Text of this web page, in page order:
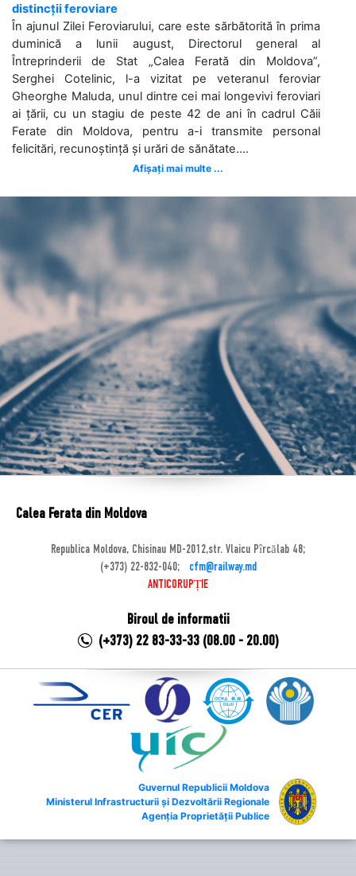
distincții feroviare
În ajunul Zilei Feroviarului, care este sărbătorită în prima
duminică a lunii august, Directorul general al
Întreprinderii de Stat „Calea Ferată din Moldova”,
Serghei Cotelinic, l-a vizitat pe veteranul feroviar
Gheorghe Maluda, unul dintre cei mai longevivi feroviari
ai țării, cu un stagiu de peste 42 de ani în cadrul Căii
Ferate din Moldova, pentru a-i transmite personal
felicitări, recunoștință și urări de sănătate....
Afișați mai multe ...
Calea Ferata din Moldova
Republica Moldova, Chisinau MD-2012,str. Vlaicu Pîrcălab 48;
(+373) 22-832-040;
cfm@railway.md
ANTICORUPȚIE
Biroul de informatii
(+373) 22 83-33-33 (08.00 - 20.00)
Guvernul Republicii Moldova
Ministerul Infrastructurii și Dezvoltării Regionale
Agenția Proprietății Publice